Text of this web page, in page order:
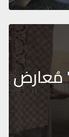
مُعارض